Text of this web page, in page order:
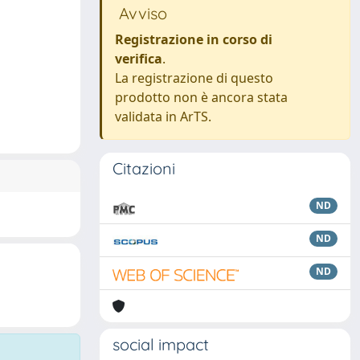
Avviso
Registrazione in corso di
verifica.
La registrazione di questo
prodotto non è ancora stata
validata in ArTS.
Citazioni
ND
ND
ND
social impact